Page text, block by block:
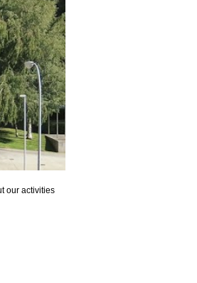
our activities